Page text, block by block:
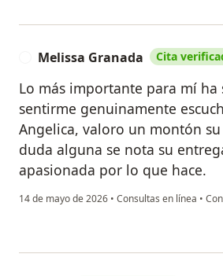
Melissa Granada Cita
Lo más importante para mí
sentirme genuinamente
Angelica, valoro un montón
duda alguna se nota su
apasionada por lo que hace.
14 de mayo de 2026 • Consultas en línea •